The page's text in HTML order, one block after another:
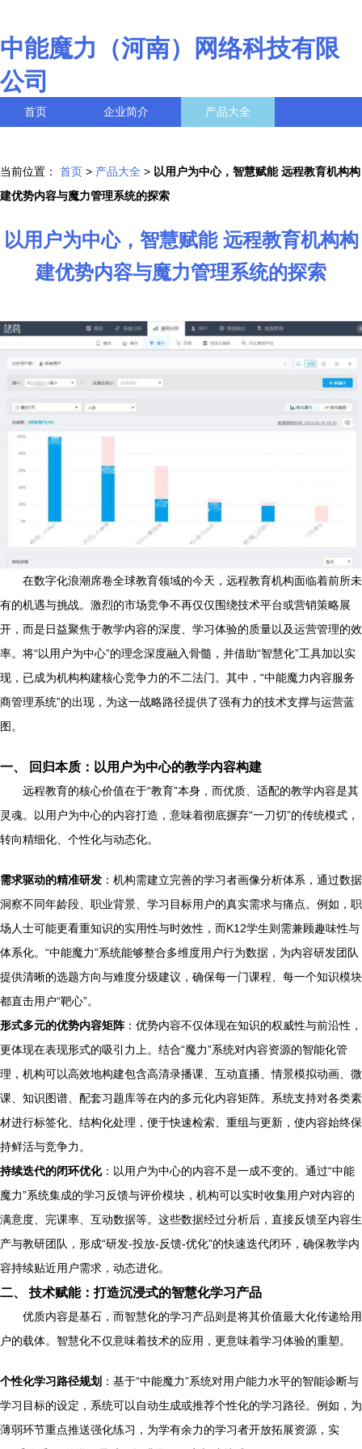
中能魔力（河南）网络科技有限
公司
首页 企业简介 产品大全
当前位置： 首页 > 产品大全 > 以用户为中心，智慧赋能 远程教育机构构
建优势内容与魔力管理系统的探索
以用户为中心，智慧赋能 远程教育机构构
建优势内容与魔力管理系统的探索
在数字化浪潮席卷全球教育领域的今天，远程教育机构面临着前所未
有的机遇与挑战。激烈的市场竞争不再仅仅围绕技术平台或营销策略展
开，而是日益聚焦于教学内容的深度、学习体验的质量以及运营管理的效
率。将“以用户为中心”的理念深度融入骨髓，并借助“智慧化”工具加以实
现，已成为机构构建核心竞争力的不二法门。其中，“中能魔力内容服务
商管理系统”的出现，为这一战略路径提供了强有力的技术支撑与运营蓝
图。
一、 回归本质：以用户为中心的教学内容构建
远程教育的核心价值在于“教育”本身，而优质、适配的教学内容是其
灵魂。以用户为中心的内容打造，意味着彻底摒弃“一刀切”的传统模式，
转向精细化、个性化与动态化。
需求驱动的精准研发 ：机构需建立完善的学习者画像分析体系，通过数据
洞察不同年龄段、职业背景、学习目标用户的真实需求与痛点。例如，职
场人士可能更看重知识的实用性与时效性，而K12学生则需兼顾趣味性与
体系化。“中能魔力”系统能够整合多维度用户行为数据，为内容研发团队
提供清晰的选题方向与难度分级建议，确保每一门课程、每一个知识模块
都直击用户“靶心”。
形式多元的优势内容矩阵 ：优势内容不仅体现在知识的权威性与前沿性，
更体现在表现形式的吸引力上。结合“魔力”系统对内容资源的智能化管
理，机构可以高效地构建包含高清录播课、互动直播、情景模拟动画、微
课、知识图谱、配套习题库等在内的多元化内容矩阵。系统支持对各类素
材进行标签化、结构化处理，便于快速检索、重组与更新，使内容始终保
持鲜活与竞争力。
持续迭代的闭环优化：以用户为中心的内容不是一成不变的。通过“中能
魔力”系统集成的学习反馈与评价模块，机构可以实时收集用户对内容的
满意度、完课率、互动数据等。这些数据经过分析后，直接反馈至内容生
产与教研团队，形成“研发-投放-反馈-优化”的快速迭代闭环，确保教学内
容持续贴近用户需求，动态进化。
二、 技术赋能：打造沉浸式的智慧化学习产品
优质内容是基石，而智慧化的学习产品则是将其价值最大化传递给用
户的载体。智慧化不仅意味着技术的应用，更意味着学习体验的重塑。
个性化学习路径规划 ：基于“中能魔力”系统对用户能力水平的智能诊断与
学习目标的设定，系统可以自动生成或推荐个性化的学习路径。例如，为
薄弱环节重点推送强化练习，为学有余力的学习者开放拓展资源，实